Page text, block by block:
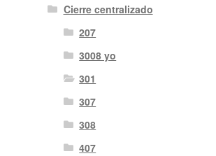
Cierre centralizado
207
3008 yo
301
307
308
407